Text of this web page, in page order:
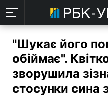
"Шукає його
обіймає".
зворушила
стосунки сина